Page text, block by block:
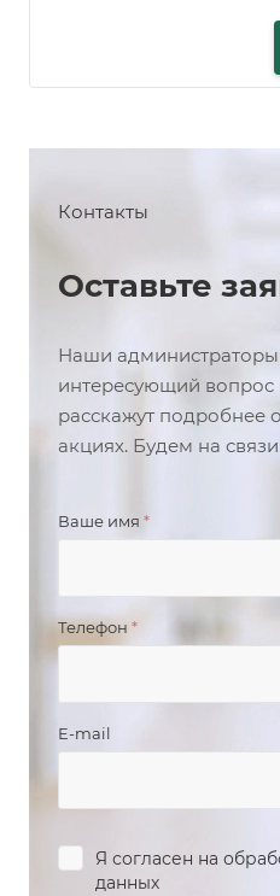
Контакты
Оставьте
Наши администраторы
интересующий вопрос
расскажут подробнее
акциях. Будем на
Ваше имя *
Телефон *
E-mail
Я согласен на
данных